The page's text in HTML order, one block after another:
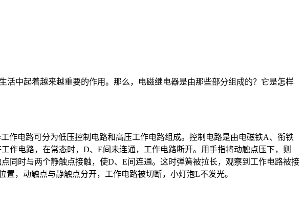
中起着越来越重要的作用。那么，电磁继电器是由那些部分组成的？它是怎样
电路可分为低压控制电路和高压工作电路组成。控制电路是由电磁铁A、衔铁
作电路，在常态时，D、E间未连通，工作电路断开。用手指将动触点压下，则
同时与两个静触点接触，使D、E间连通。这时弹簧被拉长，观察到工作电路被接
，动触点与静触点分开，工作电路被切断，小灯泡L不发光。